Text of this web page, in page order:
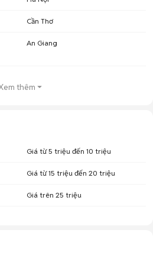
Cần Thơ
An Giang
thêm
Giá từ 5 triệu đến 10 triệu
Giá từ 15 triệu đến 20 triệu
Giá trên 25 triệu